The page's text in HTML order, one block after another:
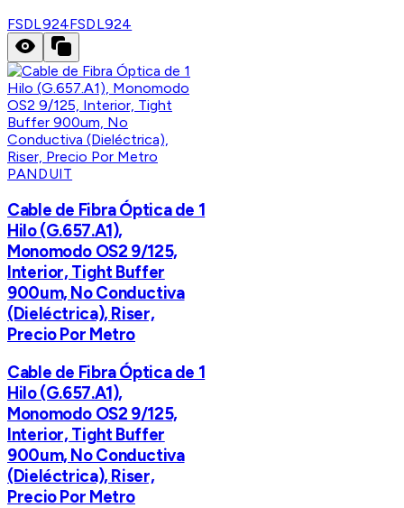
FSDL924FSDL924
PANDUIT
Cable de Fibra Óptica de 1
Hilo (G.657.A1),
Monomodo OS2 9/125,
Interior, Tight Buffer
900um, No Conductiva
(Dieléctrica), Riser,
Precio Por Metro
Cable de Fibra Óptica de 1
Hilo (G.657.A1),
Monomodo OS2 9/125,
Interior, Tight Buffer
900um, No Conductiva
(Dieléctrica), Riser,
Precio Por Metro